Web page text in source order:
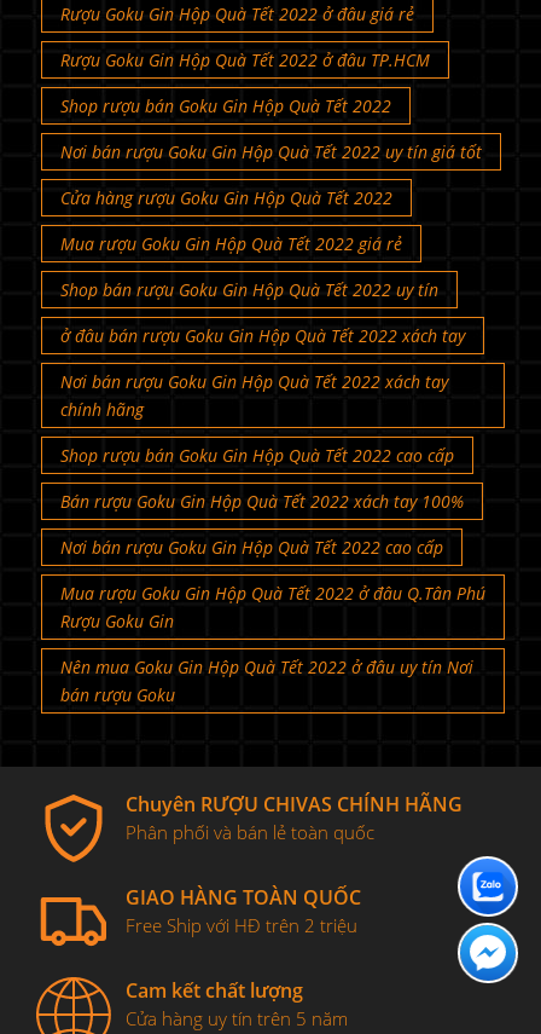
Rượu Goku Gin Hộp Quà Tết 2022 ở đâu giá rẻ
Rượu Goku Gin Hộp Quà Tết 2022 ở đâu TP.HCM
Shop rượu bán Goku Gin Hộp Quà Tết 2022
Nơi bán rượu Goku Gin Hộp Quà Tết 2022 uy tín giá tốt
Cửa hàng rượu Goku Gin Hộp Quà Tết 2022
Mua rượu Goku Gin Hộp Quà Tết 2022 giá rẻ
Shop bán rượu Goku Gin Hộp Quà Tết 2022 uy tín
ở đâu bán rượu Goku Gin Hộp Quà Tết 2022 xách tay
Nơi bán rượu Goku Gin Hộp Quà Tết 2022 xách tay
chính hãng
Shop rượu bán Goku Gin Hộp Quà Tết 2022 cao cấp
Bán rượu Goku Gin Hộp Quà Tết 2022 xách tay 100%
Nơi bán rượu Goku Gin Hộp Quà Tết 2022 cao cấp
Mua rượu Goku Gin Hộp Quà Tết 2022 ở đâu Q.Tân Phú
Rượu Goku Gin
Nên mua Goku Gin Hộp Quà Tết 2022 ở đâu uy tín Nơi
bán rượu Goku
Chuyên RƯỢU CHIVAS CHÍNH HÃNG
Phân phối và bán lẻ toàn quốc
GIAO HÀNG TOÀN QUỐC
Free Ship với HĐ trên 2 triệu
Cam kết chất lượng
Cửa hàng uy tín trên 5 năm